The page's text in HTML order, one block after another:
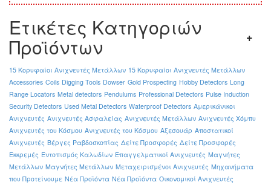
Ετικέτες Κατηγοριών
Προϊόντων
15 Κορυφαίοι Ανιχνευτές Μετάλλων 15 Κορυφαίοι Ανιχνευτές Μετάλλων
Accessories Coils Digging Tools Dowser Gold Prospecting Hobby Detectors Long
Range Locators Metal detectors Pendulums Professional Detectors Pulse Induction
Security Detectors Used Metal Detectors Waterproof Detectors Αμερικάνικοι
Ανιχνευτές Ανιχνευτές Ασφαλείας Ανιχνευτές Μετάλλων Ανιχνευτές Χόμπυ
Ανιχνευτές του Κόσμου Ανιχνευτές του Κόσμου Αξεσουάρ Αποστατικοί
Ανιχνευτές Βέργες Ραβδοσκοπίας Δείτε Προσφορές Δείτε Προσφορές
Εκκρεμές Εντοπισμός Καλωδίων Επαγγελματικοί Ανιχνευτές Μαγνήτες
Μετάλλων Μαγνήτες Μετάλλων Μεταχειρισμένοι Ανιχνευτές Μηχανήματα
που Προτείνουμε Νέα Προϊόντα Νέα Προϊόντα Οικονομικοί Ανιχνευτές